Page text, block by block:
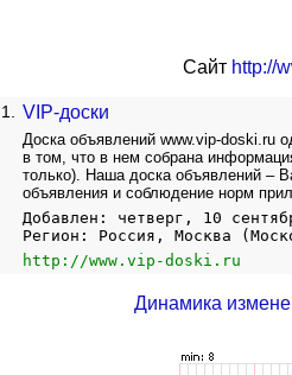
Сайт http://
1. VIP-доски
Доска объявлений www.vip-doski.ru
в том, что в нем собрана
только). Наша доска объявлений –
объявления и соблюдение норм
Добавлен: четверг, 10
Регион: Россия, Москва
http://www.vip-doski.ru
Динамика